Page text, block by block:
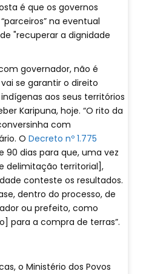
é que os governos
na eventual
"recuperar a dignidade
governador, não é
se garantir o direito
aos seus territórios
Karipuna, hoje. “O rito da
com
O Decreto nº 1.775
90 dias para que, uma vez
delimitação territorial],
conteste os resultados.
dentro do processo, de
ou prefeito, como
para a compra de terras”.
o Ministério dos Povos